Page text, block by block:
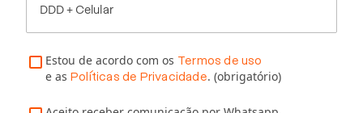
DDD + Celular
Estou de acordo com os Termos de uso
e as Políticas de Privacidade. (obrigatório)